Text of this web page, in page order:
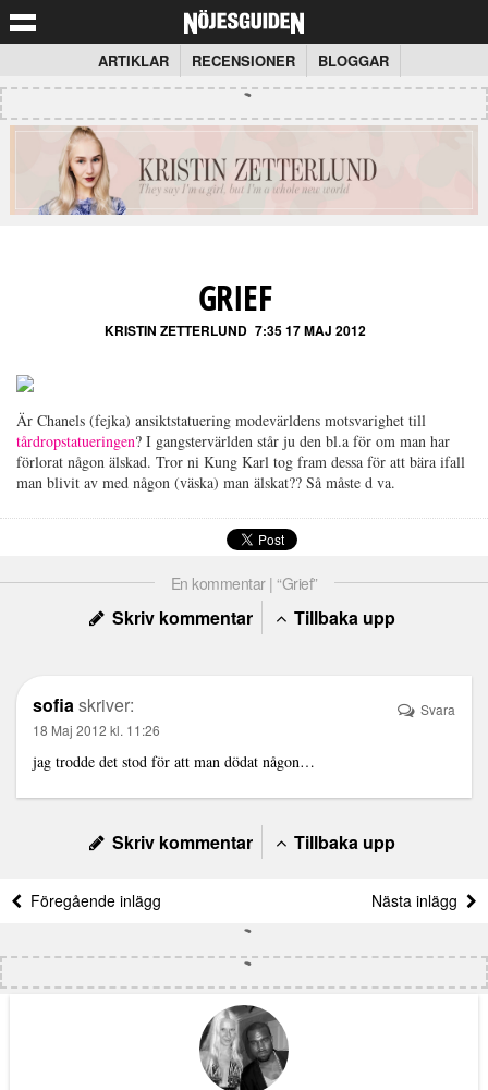
ARTIKLAR RECENSIONER BLOGGAR
GRIEF
KRISTIN ZETTERLUND 7:35 17 MAJ 2012
Är Chanels (fejka) ansiktstatuering modevärldens motsvarighet till
tårdropstatueringen? I gangstervärlden står ju den bl.a för om man har
förlorat någon älskad. Tror ni Kung Karl tog fram dessa för att bära ifall
man blivit av med någon (väska) man älskat?? Så måste d va.
En kommentar | “Grief”
Skriv kommentar Tillbaka upp
sofiaskriver:
18 Maj 2012 kl. 11:26
jag trodde det stod för att man dödat någon…
Svara
Skriv kommentar Tillbaka upp
Föregående inlägg Nästa inlägg